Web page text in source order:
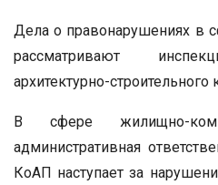
Дела о правонарушениях в
рассматривают
архитектурно-строительного
В сфере жилищно-
административная
КоАП наступает за